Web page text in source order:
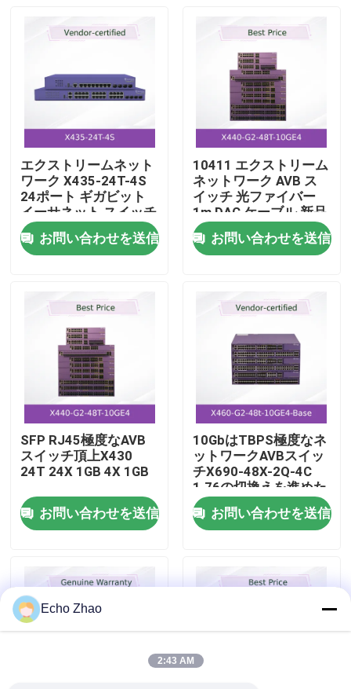
ホーム
私たちについて
工場見学
お問い合わせ
ニュース
事件
エクストリームネット
ワーク X435-24T-4S
24ポート ギガビット
イーサネット スイッチ
4つのSFP Uplinks
お問い合わせを送信
10411 エクストリーム
ネットワーク AVB ス
イッチ 光ファイバー
1m DAC ケーブル 新品
およびオリジナル
お問い合わせを送信
SFP RJ45極度なAVB
スイッチ頂上X430
24T 24X 1GB 4X 1GB
お問い合わせを送信
10GbはTBPS極度なネ
ットワークAVBスイッ
チX690-48X-2Q-4C
1.76の切換えを進めた
お問い合わせを送信
Echo Zhao
2:43 AM